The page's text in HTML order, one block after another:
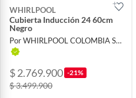
WHIRLPOOL
Cubierta Inducción 24 60cm
Negro
Por WHIRLPOOL COLOMBIA S A S
$ 2.769.900 -21%
$ 3.499.900